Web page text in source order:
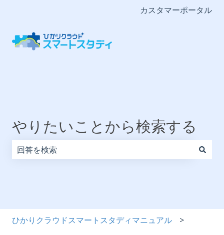
カスタマーポータル
やりたいことから検索する
ひかりクラウドスマートスタディマニュアル